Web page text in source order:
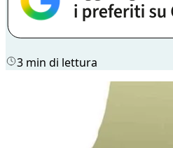
3 min di lettura